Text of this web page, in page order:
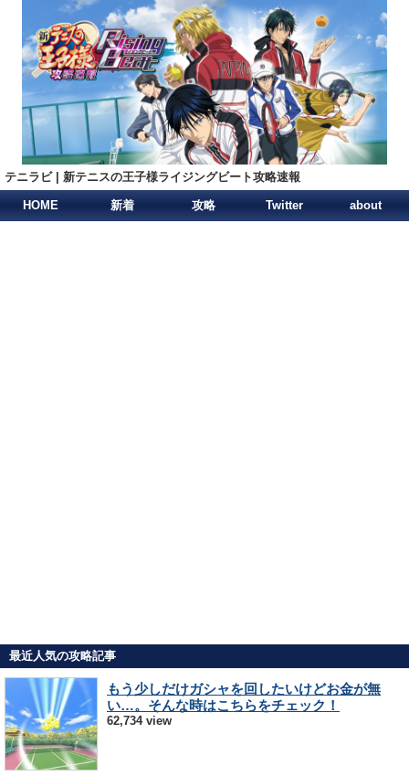
テニラビ | 新テニスの王子様ライジングビート攻略速報
HOME 新着 攻略 Twitter about
最近人気の攻略記事
もう少しだけガシャを回したいけどお金が無
い…。そんな時はこちらをチェック！
62,734 view